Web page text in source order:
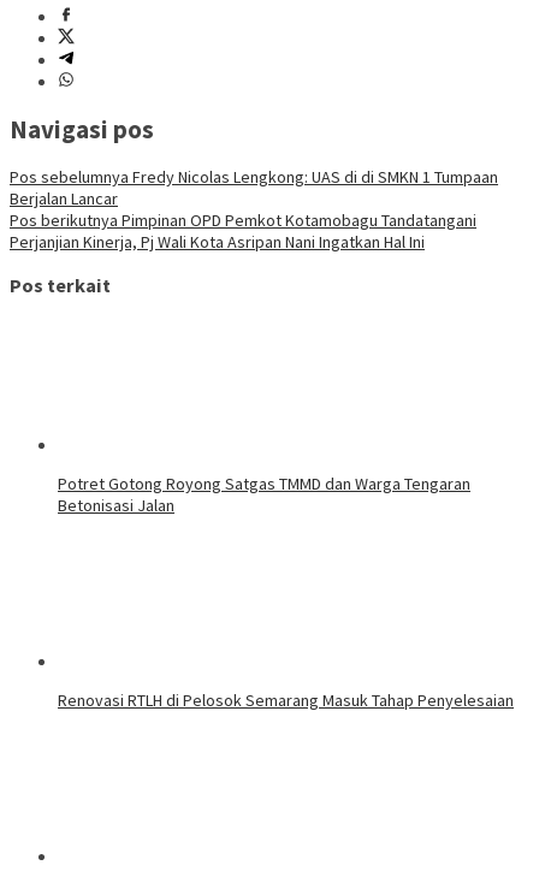
Navigasi pos
Pos sebelumnya Fredy Nicolas Lengkong: UAS di di SMKN 1 Tumpaan
Berjalan Lancar
Pos berikutnya Pimpinan OPD Pemkot Kotamobagu Tandatangani
Perjanjian Kinerja, Pj Wali Kota Asripan Nani Ingatkan Hal Ini
Pos terkait
Potret Gotong Royong Satgas TMMD dan Warga Tengaran
Betonisasi Jalan
Renovasi RTLH di Pelosok Semarang Masuk Tahap Penyelesaian